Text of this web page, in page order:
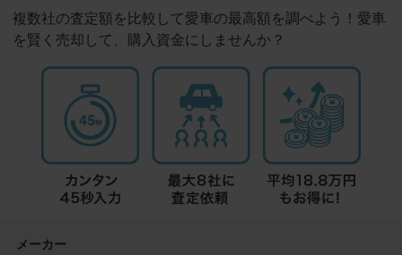
複数社の査定額を比較して愛車の最高額を調べよう！愛車
を賢く売却して、購入資金にしませんか？
メーカー